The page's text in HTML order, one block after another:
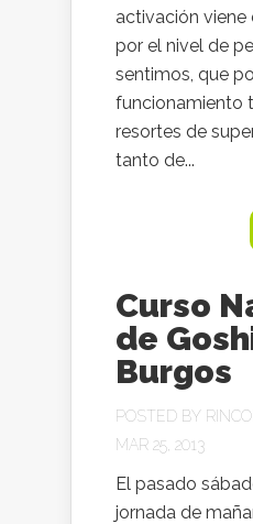
activación viene
por el nivel de
sentimos, que
funcionamiento
resortes de
tanto de...
Curso
de
Burgos
POSTED BY
MAR 25, 2013
El pasado
jornada de